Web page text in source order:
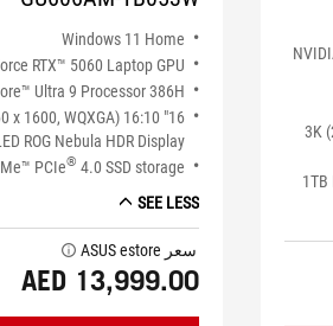
14"
Windows 11 Home
RTX™ 5060 Laptop GPU
Ultra 9 Processor 386H
x 1600, WQXGA) 16:10
ROG Nebula HDR Display
PCIe® 4.0 SSD storage
SEE LESS
سعر ASUS estore tooltip
AED 13,999.00